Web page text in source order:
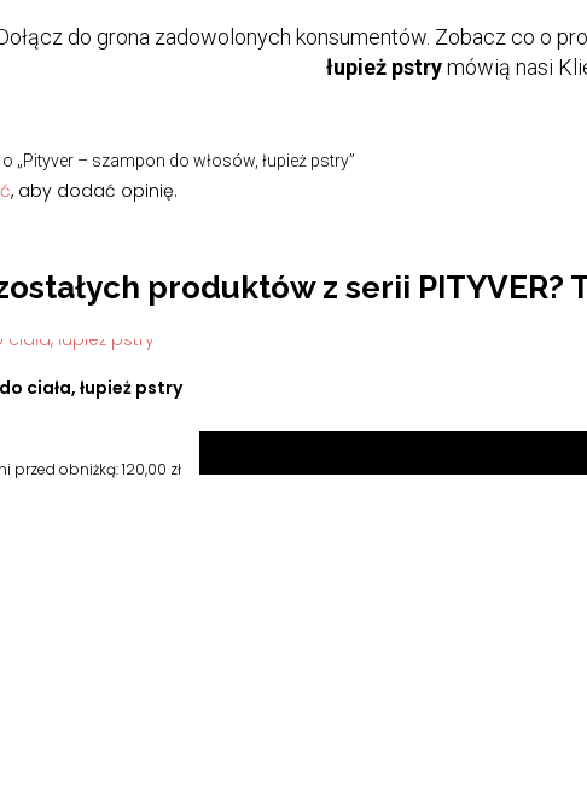
do grona zadowolonych konsumentów. Zobacz co o
łupież pstrymówią nasi
„Pityver – szampon do włosów, łupież pstry”
, aby dodać opinię.
produktów z serii PITYVER?
ciała, łupież pstry
przed obniżką:120,00 zł